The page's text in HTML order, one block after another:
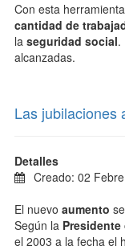
Con esta
cantidad de
la seguridad social.
alcanzadas.
Las jubilaciones
Detalles
Creado: 02
El nuevo aumento
Según la
el 2003 a la fecha el